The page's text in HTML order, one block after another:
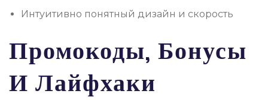
Интуитивно понятный дизайн и скорость
Промокоды, Бонусы
И Лайфхаки